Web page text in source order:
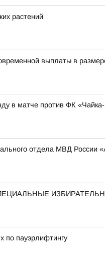
растений
выплаты в
в матче против ФК
отдела МВД России
по пауэрлифтингу